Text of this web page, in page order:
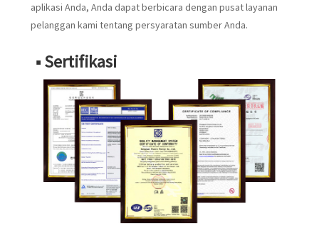
aplikasi Anda, Anda dapat berbicara dengan pusat layanan
pelanggan kami tentang persyaratan sumber Anda.
■ Sertifikasi